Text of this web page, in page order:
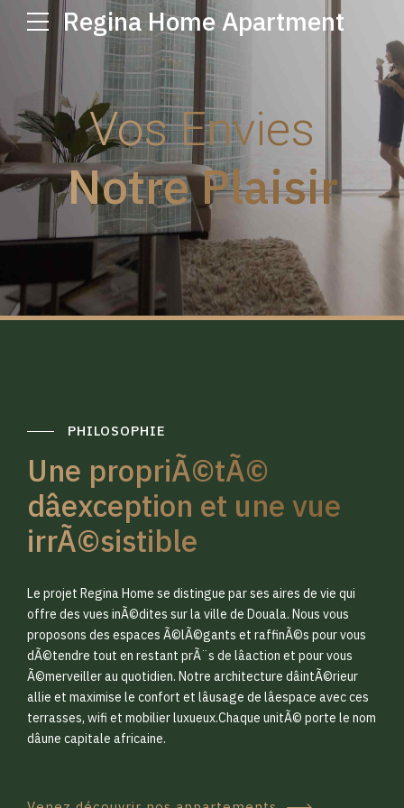
Regina Home Apartment
Vos Envies
Notre Plaisir
PHILOSOPHIE
Une propriÃ©tÃ©
dâexception et une vue
irrÃ©sistible
Le projet Regina Home se distingue par ses aires de vie qui
offre des vues inÃ©dites sur la ville de Douala. Nous vous
proposons des espaces Ã©lÃ©gants et raffinÃ©s pour vous
dÃ©tendre tout en restant prÃ¨s de lâaction et pour vous
Ã©merveiller au quotidien. Notre architecture dâintÃ©rieur
allie et maximise le confort et lâusage de lâespace avec ces
terrasses, wifi et mobilier luxueux.Chaque unitÃ© porte le nom
dâune capitale africaine.
0
1
2
3
0
1
2
3